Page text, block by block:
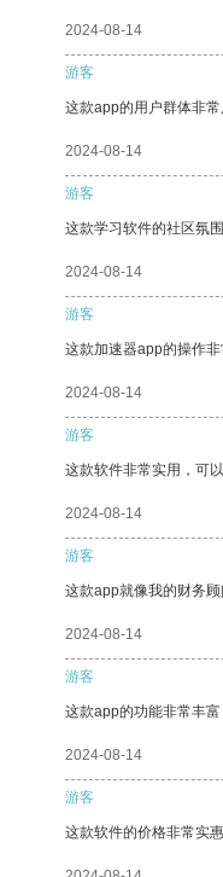
2024-08-14
游客
这款app的用户群体非常
2024-08-14
游客
这款学习软件的社区氛
2024-08-14
游客
这款加速器app的操作非
2024-08-14
游客
这款软件非常实用，可
2024-08-14
游客
这款app就像我的财务顾
2024-08-14
游客
这款app的功能非常丰富
2024-08-14
游客
这款软件的价格非常实